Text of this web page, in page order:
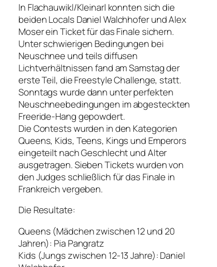
In Flachauwikl/Kleinarl konnten sich die
beiden Locals Daniel Walchhofer und Alex
Moser ein Ticket für das Finale sichern.
Unter schwierigen Bedingungen bei
Neuschnee und teils diffusen
Lichtverhältnissen fand am Samstag der
erste Teil, die Freestyle Challenge, statt.
Sonntags wurde dann unter perfekten
Neuschneebedingungen im abgesteckten
Freeride-Hang gepowdert.
Die Contests wurden in den Kategorien
Queens, Kids, Teens, Kings und Emperors
eingeteilt nach Geschlecht und Alter
ausgetragen. Sieben Tickets wurden von
den Judges schließlich für das Finale in
Frankreich vergeben.
Die Resultate:
Queens (Mädchen zwischen 12 und 20
Jahren): Pia Pangratz
Kids (Jungs zwischen 12-13 Jahre): Daniel